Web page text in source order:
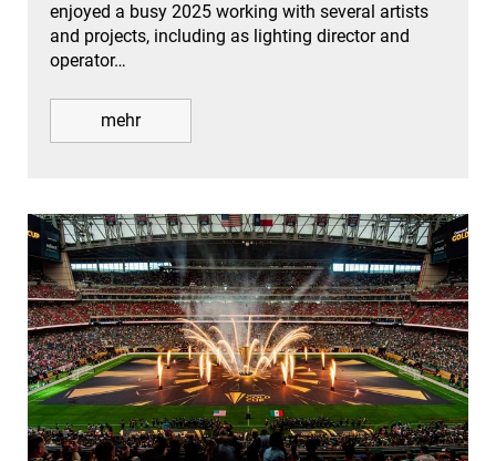
enjoyed a busy 2025 working with several artists
and projects, including as lighting director and
operator…
mehr